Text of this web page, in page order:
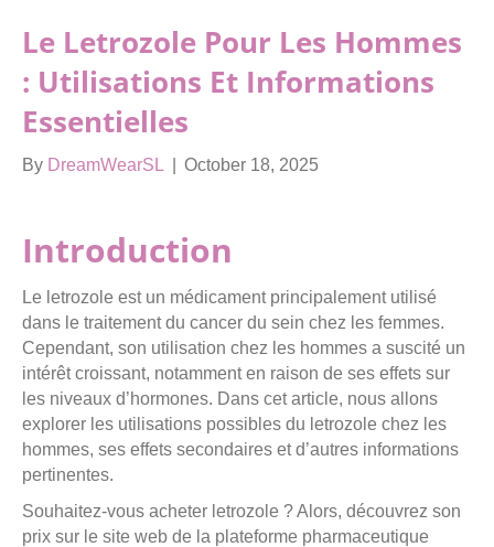
Le Letrozole Pour Les Hommes
: Utilisations Et Informations
Essentielles
By DreamWearSL October 18, 2025
Introduction
Le letrozole est un médicament principalement utilisé
dans le traitement du cancer du sein chez les femmes.
Cependant, son utilisation chez les hommes a suscité un
intérêt croissant, notamment en raison de ses effets sur
les niveaux d’hormones. Dans cet article, nous allons
explorer les utilisations possibles du letrozole chez les
hommes, ses effets secondaires et d’autres informations
pertinentes.
Souhaitez-vous acheter letrozole ? Alors, découvrez son
prix sur le site web de la plateforme pharmaceutique